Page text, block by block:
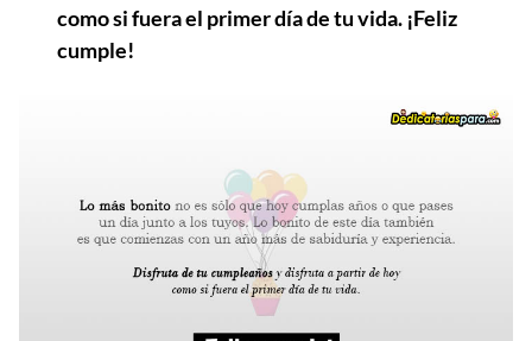
como si fuera el primer día de tu vida. ¡Feliz
cumple!